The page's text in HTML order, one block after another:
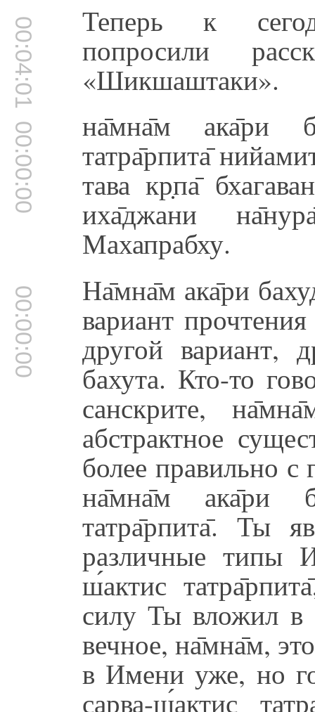
00:04:01 Теперь к
попросили
«Шикшаштаки».
00:00:00 на̄мна̄м ака̄ри
татра̄рпита̄
тава кр̣па̄
иха̄джани
Махапрабху.
00:00:00 На̄мна̄м ака̄ри
вариант
другой вариант,
бахута. Кто-то
санскрите,
абстрактное
более правильно с
на̄мна̄м ака̄ри
татра̄рпита̄. Ты
различные типы
ш́актис
силу Ты вложил в
вечное, на̄мна̄м,
в Имени уже, но
сарва-ш́актис